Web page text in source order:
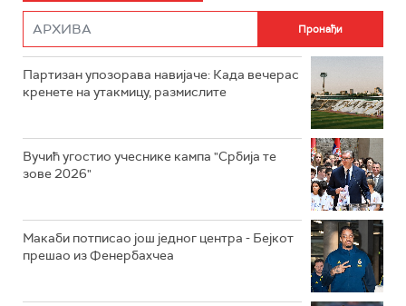
Партизан упозорава навијаче: Када вечерас
кренете на утакмицу, размислите
Вучић угостио учеснике кампа "Србија те
зове 2026"
Макаби потписао још једног центра - Бејкот
прешао из Фенербахчеа